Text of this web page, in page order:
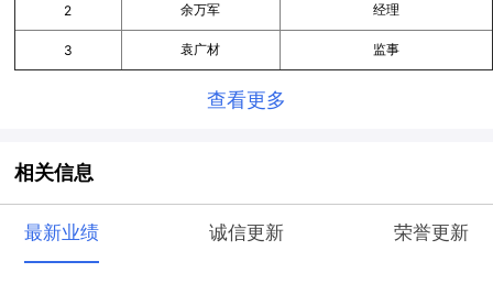
2 余万军 经理
3 袁广材 监事
查看更多
相关信息
最新业绩 诚信更新 荣誉更新